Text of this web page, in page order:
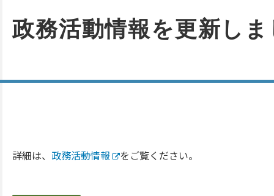
政務活動情報を更新し
詳細は、 政務活動情報 をご覧ください。